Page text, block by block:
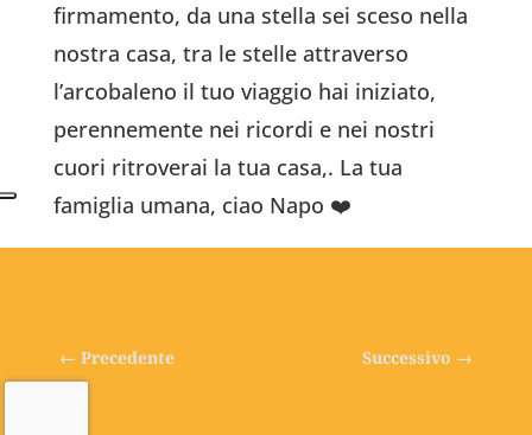
firmamento, da una stella sei sceso nella
nostra casa, tra le stelle attraverso
l’arcobaleno il tuo viaggio hai iniziato,
perennemente nei ricordi e nei nostri
cuori ritroverai la tua casa,. La tua
famiglia umana, ciao Napo ❤️
← Precedente Successivo →